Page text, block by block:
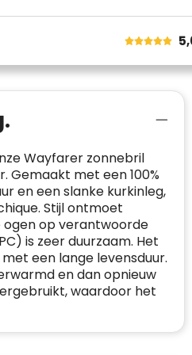
Wayfarer zonnebril
Gemaakt met een 100%
en een slanke kurkinleg,
Stijl ontmoet
op verantwoorde
is zeer duurzaam. Het
een lange levensduur.
en dan opnieuw
waardoor het
te geven tot
op één
voldoen aan de
zijn worden door
geaccepteerd en
1% van de
een
van de
88 00 36 Geverifieerd
voortdurend